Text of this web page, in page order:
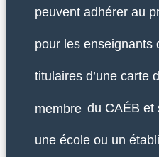
peuvent adhérer au
pour les enseignants
titulaires d’une carte
membre du CAÉB et
une école ou un